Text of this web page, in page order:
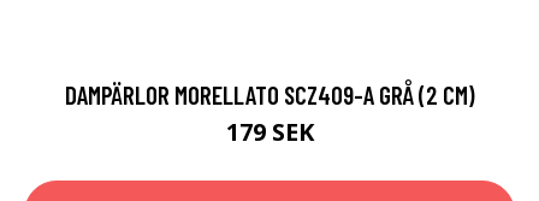
DAMPÄRLOR MORELLATO SCZ409-A GRÅ (2 CM)
179 SEK